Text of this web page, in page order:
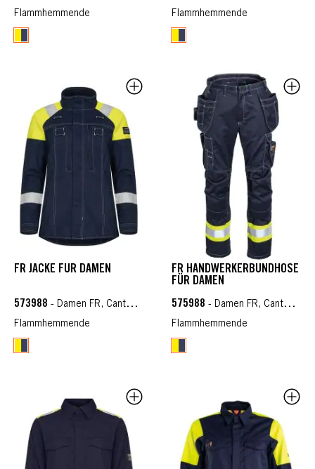
Flammhemmende Flammhemmende
FR JACKE FÜR DAMEN
573988 - Damen FR, Cantex 57
Flammhemmende
FR HANDWERKERBUNDHOSE
FÜR DAMEN
575988 - Damen FR, Cantex WS
Flammhemmende